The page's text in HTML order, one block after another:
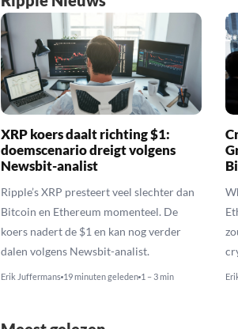
XRP koers daalt richting $1:
doemscenario dreigt volgens
Newsbit-analist
Ripple’s XRP presteert veel slechter dan
Bitcoin en Ethereum momenteel. De
koers nadert de $1 en kan nog verder
dalen volgens Newsbit-analist.
Erik Juffermans 19 minuten geleden 1 – 3 min